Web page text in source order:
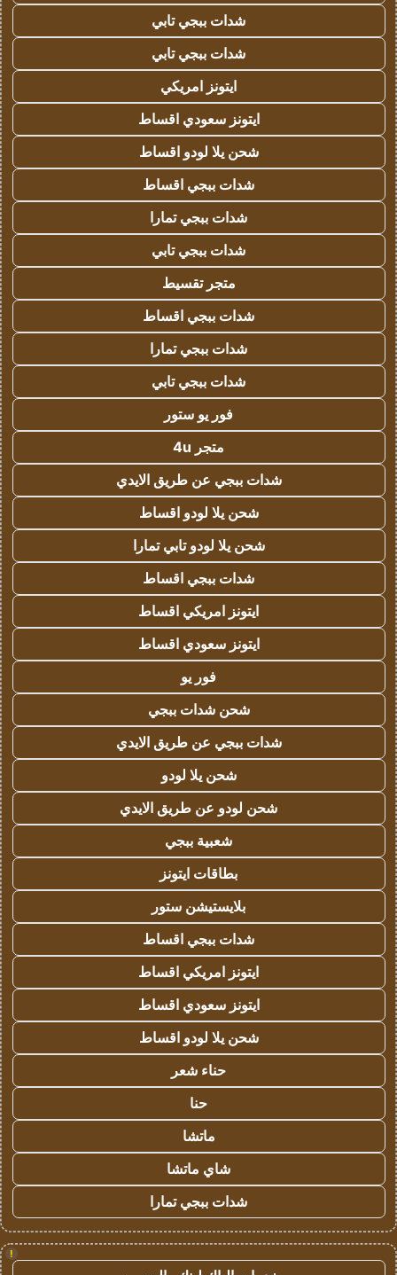
شدات ببجي تابي
شدات ببجي تابي
ايتونز امريكي
ايتونز سعودي اقساط
شحن يلا لودو اقساط
شدات ببجي اقساط
شدات ببجي تمارا
شدات ببجي تابي
متجر تقسيط
شدات ببجي اقساط
شدات ببجي تمارا
شدات ببجي تابي
فور يو ستور
متجر 4u
شدات ببجي عن طريق الايدي
شحن يلا لودو اقساط
شحن يلا لودو تابي تمارا
شدات ببجي اقساط
ايتونز امريكي اقساط
ايتونز سعودي اقساط
فور يو
شحن شدات ببجي
شدات ببجي عن طريق الايدي
شحن يلا لودو
شحن لودو عن طريق الايدي
شعبية ببجي
بطاقات ايتونز
بلايستيشن ستور
شدات ببجي اقساط
ايتونز امريكي اقساط
ايتونز سعودي اقساط
شحن يلا لودو اقساط
حناء شعر
حنا
ماتشا
شاي ماتشا
شدات ببجي تمارا
!